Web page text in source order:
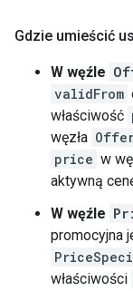
Gdzie umieścić
W węźle
validFrom
właściwość
węzła
price w
aktywną
W węźle
promocyjna
właściwości